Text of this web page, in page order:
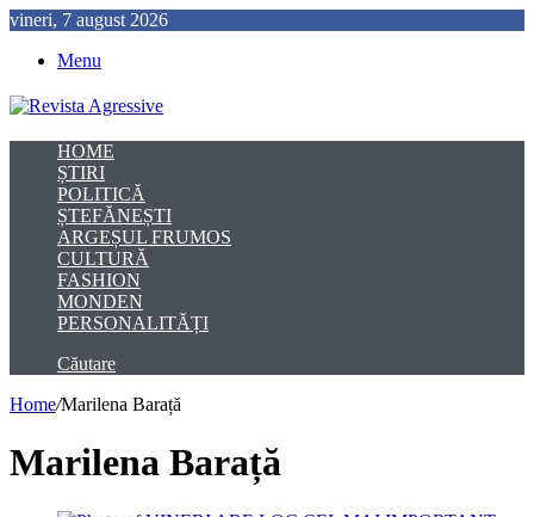
vineri, 7 august 2026
Menu
HOME
ȘTIRI
POLITICĂ
ȘTEFĂNEȘTI
ARGEȘUL FRUMOS
CULTURĂ
FASHION
MONDEN
PERSONALITĂȚI
Căutare
Home/Marilena Barață
Marilena Barață